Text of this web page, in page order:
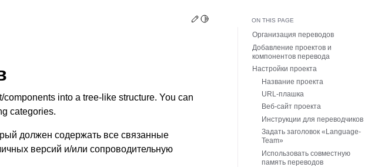
Edit this page
Toggle Light / Dark / Auto color theme
into a tree-like structure. You can
categories.
должен содержать все связанные
версий и/или сопроводительную
ON THIS PAGE
Организация переводов
Добавление проектов и
компонентов перевода
Настройки проекта
Название проекта
URL-плашка
Веб-сайт проекта
Инструкции для переводчиков
Задать заголовок «Language-
Team»
Использовать совместную
память переводов